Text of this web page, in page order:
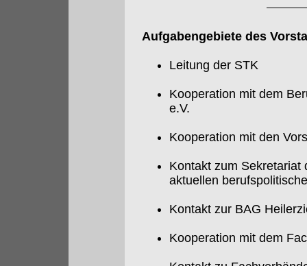
Aufgabengebiete des
Leitung der STK
Kooperation mit dem
e.V.
Kooperation mit den
Kontakt zum Sekretariat
aktuellen
Kontakt zur BAG
Kooperation mit dem